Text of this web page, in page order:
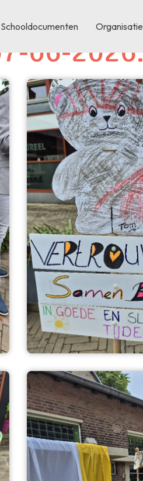
Schooldocumenten Organisatie
06-2026.